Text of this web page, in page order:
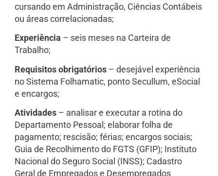
cursando em Administração, Ciências Contábeis
ou áreas correlacionadas;
Experiência – seis meses na Carteira de
Trabalho;
Requisitos obrigatórios – desejável experiência
no Sistema Folhamatic, ponto Secullum, eSocial
e encargos;
Atividades – analisar e executar a rotina do
Departamento Pessoal; elaborar folha de
pagamento; rescisão; férias; encargos sociais;
Guia de Recolhimento do FGTS (GFIP); Instituto
Nacional do Seguro Social (INSS); Cadastro
Geral de Empregados e Desempregados